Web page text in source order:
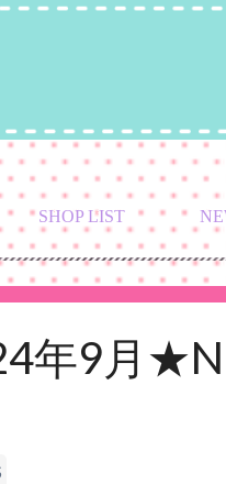
SHOP LIST
年9月